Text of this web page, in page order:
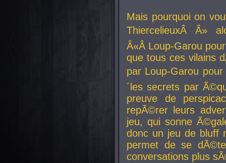
Mais pourquoi on
ThiercelieuxÂ Â»
Â«Â Loup-Garou
que tous ces vilains
par Loup-Garou
´les secrets par
preuve de
repÃ©rer leurs
jeu, qui sonne
donc un jeu de bluff
permet de se
conversations plus